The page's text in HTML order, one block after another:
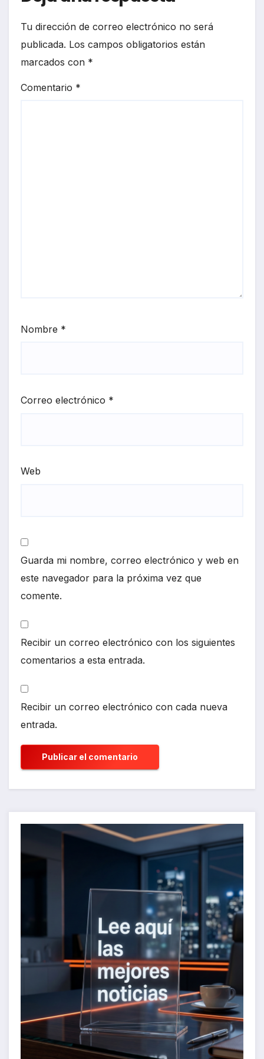
Tu dirección de correo electrónico no será
publicada. Los campos obligatorios están
marcados con *
Comentario *
Nombre *
Correo electrónico *
Web
Guarda mi nombre, correo electrónico y web en
este navegador para la próxima vez que
comente.
Recibir un correo electrónico con los siguientes
comentarios a esta entrada.
Recibir un correo electrónico con cada nueva
entrada.